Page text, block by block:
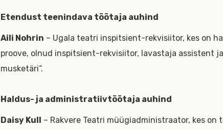
Etendust teenindava töötaja auhind
Aili Nohrin – Ugala teatri inspitsient-rekvisiitor, kes on
proove, olnud inspitsient-rekvisiitor, lavastaja assistent
musketäri“.
Haldus- ja administratiivtöötaja auhind
Daisy Kull – Rakvere Teatri müügiadministraator, kes